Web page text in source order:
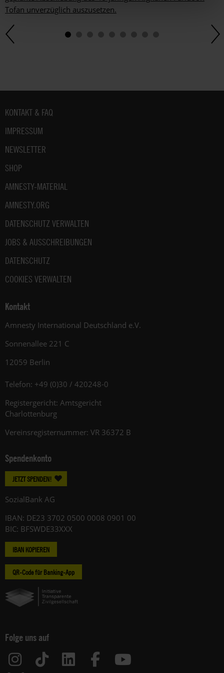
Tofan unverzüglich auszusetzen.
Fußbereich
KONTAKT & FAQ
IMPRESSUM
NEWSLETTER
SHOP
AMNESTY-MATERIAL
AMNESTY.ORG
DATENSCHUTZ VERWALTEN
JOBS & AUSSCHREIBUNGEN
DATENSCHUTZ
COOKIES VERWALTEN
Kontakt
Amnesty International Deutschland e.V.
Sonnenallee 221 C
12059 Berlin
Telefon: +49 (0)30 / 420248-0
Registergericht: Amtsgericht
Charlottenburg
Vereinsregisternummer: VR 36372 B
Spendenkonto
JETZT SPENDEN!
SozialBank AG
IBAN: DE23 3702 0500 0008 0901 00
BIC: BFSWDE33XXX
IBAN KOPIEREN
QR-Code für Banking-App
Folge uns auf